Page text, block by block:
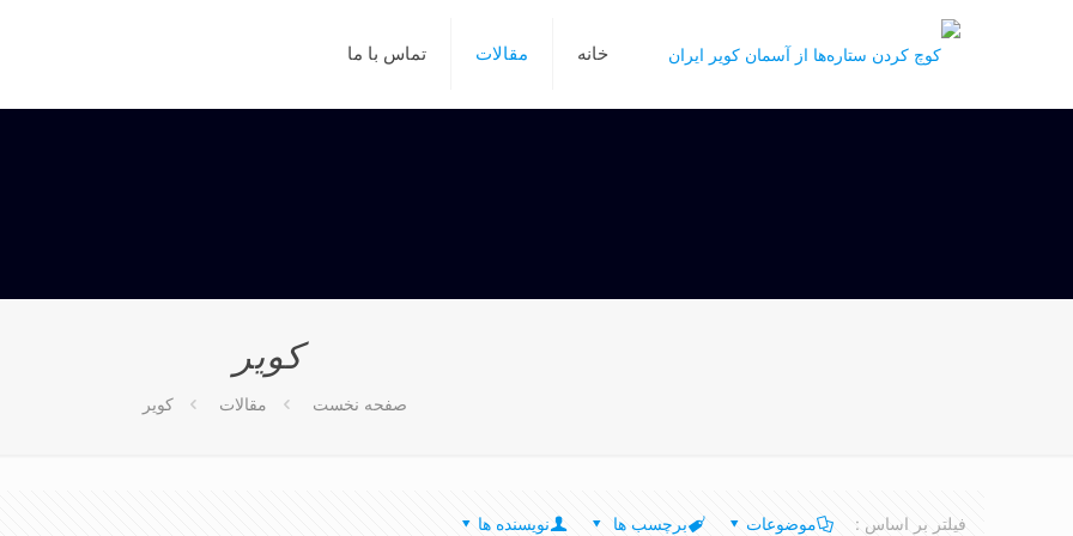
خانه مقالات تماس با ما
كوير
صفحه نخست مقالات كوير
فیلتر بر اساس : موضوعات برچسب ها نویسنده ها